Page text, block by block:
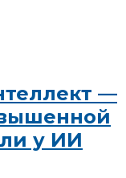
—
у ИИ